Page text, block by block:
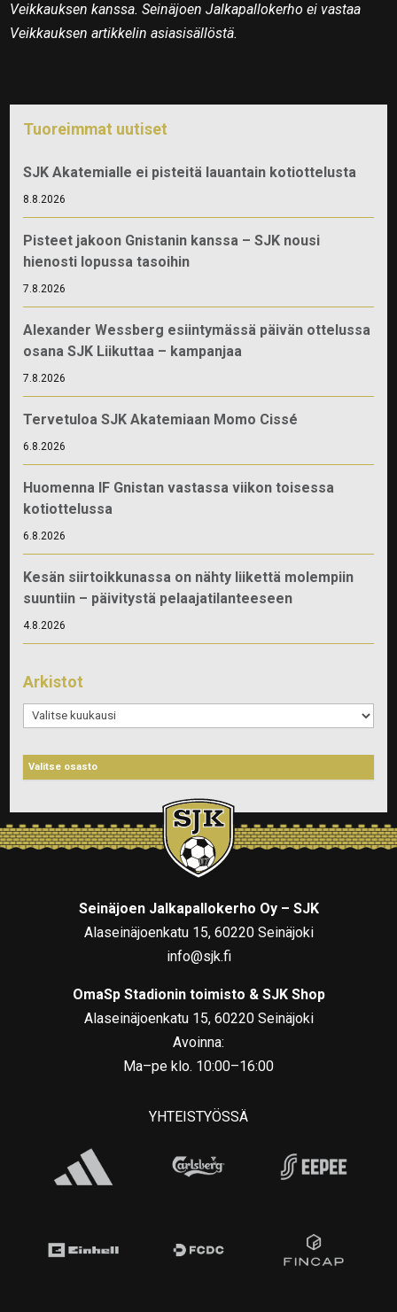
Veikkauksen kanssa. Seinäjoen Jalkapallokerho ei vastaa
Veikkauksen artikkelin asiasisällöstä.
Tuoreimmat uutiset
SJK Akatemialle ei pisteitä lauantain kotiottelusta
8.8.2026
Pisteet jakoon Gnistanin kanssa – SJK nousi
hienosti lopussa tasoihin
7.8.2026
Alexander Wessberg esiintymässä päivän ottelussa
osana SJK Liikuttaa – kampanjaa
7.8.2026
Tervetuloa SJK Akatemiaan Momo Cissé
6.8.2026
Huomenna IF Gnistan vastassa viikon toisessa
kotiottelussa
6.8.2026
Kesän siirtoikkunassa on nähty liikettä molempiin
suuntiin – päivitystä pelaajatilanteeseen
4.8.2026
Arkistot
Arkistot
Seinäjoen Jalkapallokerho Oy – SJK
Alaseinäjoenkatu 15, 60220 Seinäjoki
info@sjk.fi
OmaSp Stadionin toimisto & SJK Shop
Alaseinäjoenkatu 15, 60220 Seinäjoki
Avoinna:
Ma–pe klo. 10:00–16:00
YHTEISTYÖSSÄ